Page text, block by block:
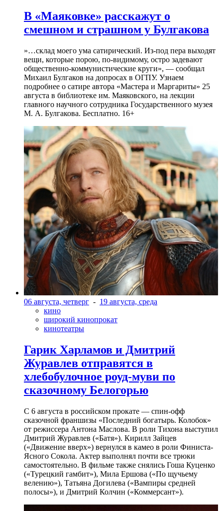
В «Маяковке» расскажут о
смешном и страшном у Булгакова
»…склад моего ума сатирический. Из-под пера выходят
вещи, которые порою, по-видимому, остро задевают
общественно-коммунистические круги», — сообщал
Михаил Булгаков на допросах в ОГПУ. Узнаем
подробнее о сатире автора «Мастера и Маргариты» 25
августа в библиотеке им. Маяковского, на лекции
главного научного сотрудника Государственного музея
М. А. Булгакова. Бесплатно. 16+
06 августа, четверг - 19 августа, среда
кино
широкий кинопрокат
кинотеатры
Гарик Харламов и Дмитрий
Журавлев отправятся в
хлебобулочное роуд-муви по
сказочному Белогорью
С 6 августа в российском прокате — спин-офф
сказочной франшизы «Последний богатырь. Колобок»
от режиссера Антона Маслова. В роли Тихона выступил
Дмитрий Журавлев («Батя»). Кирилл Зайцев
(«Движение вверх») вернулся в камео в роли Финиста-
Ясного Сокола. Актер выполнял почти все трюки
самостоятельно. В фильме также снялись Гоша Куценко
(«Турецкий гамбит»), Мила Ершова («По щучьему
велению»), Татьяна Догилева («Вампиры средней
полосы»), и Дмитрий Колчин («Коммерсант»).